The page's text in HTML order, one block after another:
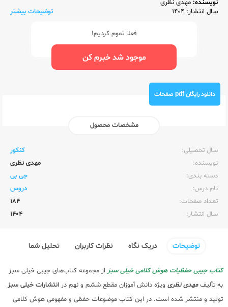
نویسنده: مهدی نظری
سال انتشار: 1404
توضیحات بیشتر
فعلا تموم کردیم!
موجود شد خبرم کن
دانلود رایگان pdf صفحات
مشخصات محصول
سال تحصیلی:‌
کنکور
نویسنده:‌
مهدی نظری
دسته بندی:
جی بی
نام درس:
دروس
تعداد صفحات:‌
184
سال انتشار:‌
1404
توضیحات دریک نگاه نظرات کاربران تحلیل شما
کتاب جیبی حفظیات هوش کلامی خیلی سبز از مجموعه کتاب‌های جیبی خیلی سبز
به تألیفمهدی نظری ویژه دانش آموزان مقطع ششم و نهم در انتشارات خیلی سبز
تولید و منتشر شده است. در این کتاب موضوعات حفظی و مفهومی هوش کلامی